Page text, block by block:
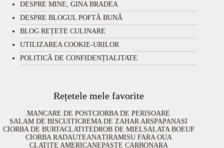
DESPRE MINE, GINA BRADEA
DESPRE BLOGUL POFTĂ BUNĂ
BLOG REȚETE CULINARE
UTILIZAREA COOKIE-URILOR
POLITICĂ DE CONFIDENȚIALITATE
Rețetele mele favorite
MANCARE DE POSTCIORBA DE PERISOARE
SALAM DE BISCUITICREMA DE ZAHAR ARSPAPANASI
CIORBA DE BURTACLATITEDROB DE MIELSALATA BOEUF
CIORBA RADAUTEANATIRAMISU FARA OUA
CLATITE AMERICANEPASTE CARBONARA